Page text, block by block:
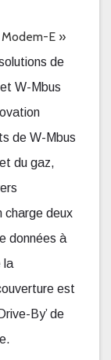
Modem-E »
de
W-Mbus
de W-Mbus
du gaz,
charge deux
données à
la
est
By’ de